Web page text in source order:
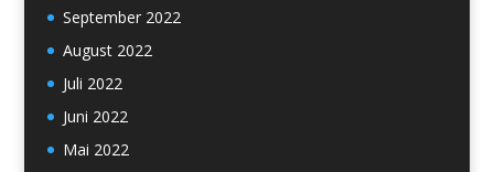
September 2022
August 2022
Juli 2022
Juni 2022
Mai 2022